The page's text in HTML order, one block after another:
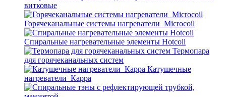
витковые
Горячеканальные системы нагреватели_Microcoil
Спиральные нагревательные элементы Hotcoil
Термопара
для горячеканальных систем
Катушечные
нагреватели_Карра